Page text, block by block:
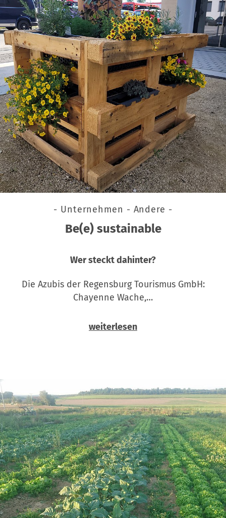
- Unternehmen - Andere -
Be(e) sustainable
Wer steckt dahinter?
Die Azubis der Regensburg Tourismus GmbH:
Chayenne Wache,…
weiterlesen